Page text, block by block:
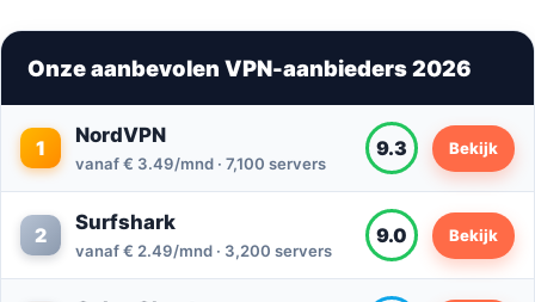
Onze aanbevolen VPN-aanbieders 2026
1
NordVPN
vanaf € 3.49/mnd · 7,100 servers
9.3 Bekijk
2
Surfshark
vanaf € 2.49/mnd · 3,200 servers
9.0 Bekijk